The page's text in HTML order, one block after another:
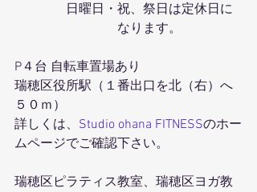
日曜日・祝、祭日は定休日に
なります。
P４台 自転車置場あり
瑞穂区役所駅（１番出口を北（右）へ
５０ｍ）
詳しくは、 Studio ohana FITNESSのホー
ムページでご確認下さい。
瑞穂区ピラティス教室、瑞穂区ヨガ教